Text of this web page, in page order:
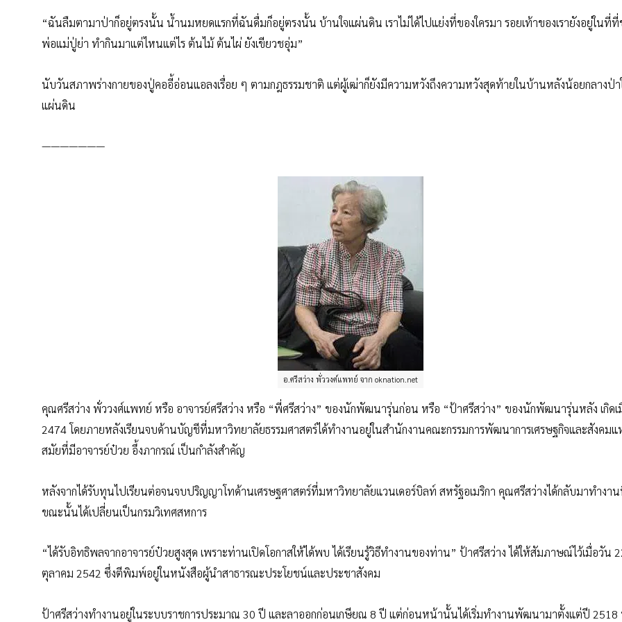
“ฉันลืมตามาป่าก็อยู่ตรงนั้น น้ำนมหยดแรกที่ฉันดื่มก็อยู่ตรงนั้น บ้านใจแผ่นดิน เราไม่ได้ไปแย่งที่ของใครมา รอยเท้าของเรายังอยู่ในที่ที่
พ่อแม่ปู่ย่า ทำกินมาแต่ไหนแต่ไร ต้นไม้ ต้นไผ่ ยังเขียวชอุ่ม”
นับวันสภาพร่างกายของปู่คออี้อ่อนแอลงเรื่อย ๆ ตามกฎธรรมชาติ แต่ผู้เฒ่าก็ยังมีความหวังถึงความหวังสุดท้ายในบ้านหลังน้อยกลางป่า
แผ่นดิน
———————
อ.ศรีสว่าง พั่ววงศ์แพทย์ จาก oknation.net
คุณศรีสว่าง พั่ววงศ์แพทย์ หรือ อาจารย์ศรีสว่าง หรือ “พี่ศรีสว่าง” ของนักพัฒนารุ่นก่อน หรือ “ป้าศรีสว่าง” ของนักพัฒนารุ่นหลัง เกิด
2474 โดยภายหลังเรียนจบด้านบัญชีที่มหาวิทยาลัยธรรมศาสตร์ได้ทำงานอยู่ในสำนักงานคณะกรรมการพัฒนาการเศรษฐกิจและสังคมแ
สมัยที่มีอาจารย์ป๋วย อึ้งภากรณ์ เป็นกำลังสำคัญ
หลังจากได้รับทุนไปเรียนต่อจนจบปริญญาโทด้านเศรษฐศาสตร์ที่มหาวิทยาลัยแวนเดอร์บิลท์ สหรัฐอเมริกา คุณศรีสว่างได้กลับมาทำงา
ขณะนั้นได้เปลี่ยนเป็นกรมวิเทศสหการ
“ได้รับอิทธิพลจากอาจารย์ป๋วยสูงสุด เพราะท่านเปิดโอกาสให้ได้พบ ได้เรียนรู้วิธีทำงานของท่าน” ป้าศรีสว่าง ได้ให้สัมภาษณ์ไว้เมื่อวัน
ตุลาคม 2542 ซึ่งตีพิมพ์อยู่ในหนังสือผู้นำสาธารณะประโยชน์และประชาสังคม
ป้าศรีสว่างทำงานอยู่ในระบบราชการประมาณ 30 ปี และลาออกก่อนเกษียณ 8 ปี แต่ก่อนหน้านั้นได้เริ่มทำงานพัฒนามาตั้งแต่ปี 2518